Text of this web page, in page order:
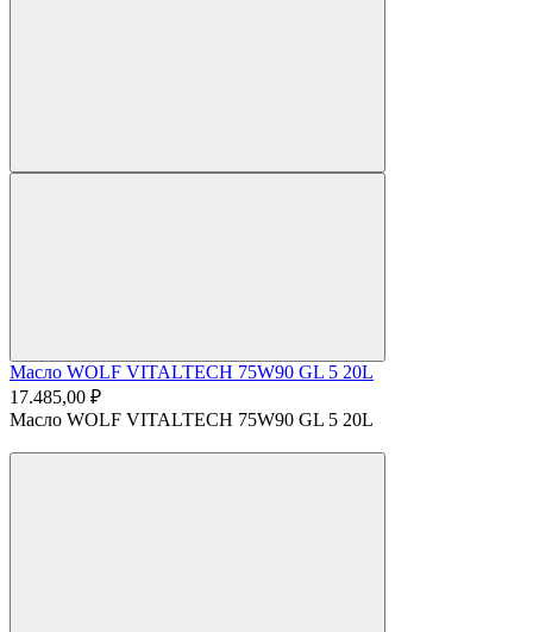
Масло WOLF VITALTECH 75W90 GL 5 20L
17.485,00 ₽
Масло WOLF VITALTECH 75W90 GL 5 20L